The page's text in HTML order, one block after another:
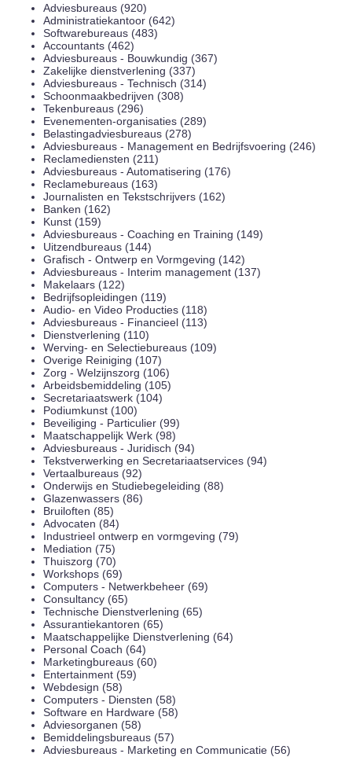
Adviesbureaus (920)
Administratiekantoor (642)
Softwarebureaus (483)
Accountants (462)
Adviesbureaus - Bouwkundig (367)
Zakelijke dienstverlening (337)
Adviesbureaus - Technisch (314)
Schoonmaakbedrijven (308)
Tekenbureaus (296)
Evenementen-organisaties (289)
Belastingadviesbureaus (278)
Adviesbureaus - Management en Bedrijfsvoering (246)
Reclamediensten (211)
Adviesbureaus - Automatisering (176)
Reclamebureaus (163)
Journalisten en Tekstschrijvers (162)
Banken (162)
Kunst (159)
Adviesbureaus - Coaching en Training (149)
Uitzendbureaus (144)
Grafisch - Ontwerp en Vormgeving (142)
Adviesbureaus - Interim management (137)
Makelaars (122)
Bedrijfsopleidingen (119)
Audio- en Video Producties (118)
Adviesbureaus - Financieel (113)
Dienstverlening (110)
Werving- en Selectiebureaus (109)
Overige Reiniging (107)
Zorg - Welzijnszorg (106)
Arbeidsbemiddeling (105)
Secretariaatswerk (104)
Podiumkunst (100)
Beveiliging - Particulier (99)
Maatschappelijk Werk (98)
Adviesbureaus - Juridisch (94)
Tekstverwerking en Secretariaatservices (94)
Vertaalbureaus (92)
Onderwijs en Studiebegeleiding (88)
Glazenwassers (86)
Bruiloften (85)
Advocaten (84)
Industrieel ontwerp en vormgeving (79)
Mediation (75)
Thuiszorg (70)
Workshops (69)
Computers - Netwerkbeheer (69)
Consultancy (65)
Technische Dienstverlening (65)
Assurantiekantoren (65)
Maatschappelijke Dienstverlening (64)
Personal Coach (64)
Marketingbureaus (60)
Entertainment (59)
Webdesign (58)
Computers - Diensten (58)
Software en Hardware (58)
Adviesorganen (58)
Bemiddelingsbureaus (57)
Adviesbureaus - Marketing en Communicatie (56)